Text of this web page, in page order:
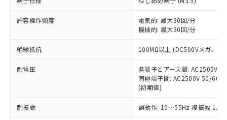
許容操作頻度
電気的: 最大30回/分
機械的: 最大30回/分
絶縁抵抗 100MΩ以上 (DC500Vメガ、点
耐電圧
各端子とアース間: AC2500V
同極端子間: AC2500V 50/
(初期値)
耐振動 誤動作: 10～55Hz 複振幅
ことをご了承ください。
在庫状況および標準価格照会結果は、
記載している更新日時点での社内デー
タに基づき作成されるものであり、閲
覧された時点での実際の在庫および標
準価格とは異なる場合があることをご
正式な納期状況および標準価格はお客
様のお取引先、またはお客様担当のオ
ムロン制御機器販売店・当社販売員に
むを得ず変更することがあります。
鉛(Pb) 1000ppm以下、 水銀(Hg) 1000ppm以下、 カド
六価クロム(Cr(Ⅵ)) 1000ppm以下、ポリ臭化ビフェニル
類(PBB) 1000ppm以下、ポリ臭化ジフェニルエーテル類
(PBDE) 1000ppm以下、フタル酸ビス(2-エチルヘキシ
ル) (DEHP)(別名：DOP) 1000ppm以下、フタル酸ブチ
ルベンジル（BBP） 1000ppm以下、フタル酸ジブチル
（DBP） 1000ppm以下、フタル酸ジイソブチル
但し、RoHS指令で産業用監視および制御機器に対する
「－」：未確認です。当社販売部門へお問
い合わせください。
*中国RoHS10物質の基準値 (GB/T26572)：
Pb(鉛) :1000ppm、 Hg(水銀) : 1000ppm、 Cd(カドミウ
ム) : 100ppm、
Cr(Ⅵ)(六価クロム) : 1000ppm、 PBBs(ポリ臭化ビフェ
ニル類) : 1000ppm、 PBDEs(ポリ臭化ジフェニルエーテ
DBP(フタル酸ジブチル) : 1000ppm、 DIBP(フタル酸ジ
イソブチル) : 1000ppm、 BBP(フタル酸ブチルベンジ
DEHP(フタル酸ビス(2-エチルヘキシル)) : 1000ppm
為替および外国貿易法に定める商品
（以下｢規制貨物等」という）を輸出
または国外への提供する場合は、日本
国政府の輸出許可(または役務取引許
可)を取得するなどの必要な手続きを
当社は規制貨物を破棄する場合は、完
全に破砕するなど、違法に輸出されな
いよう必要な手段を講じます。
当社は貴社製品を、核兵器、ミサイ
ル、化学兵器、生物兵器またはその他
一定数以上の在庫あり
一定数には満たないが在庫あり